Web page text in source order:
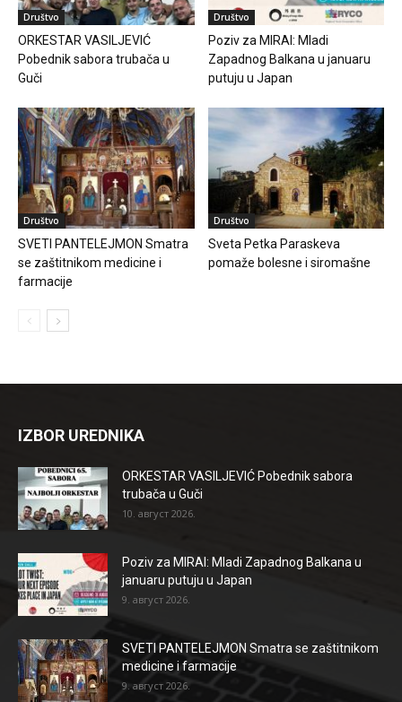
Društvo
ORKESTAR VASILJEVIĆ
Pobednik sabora trubača u
Guči
Društvo
Poziv za MIRAI: Mladi
Zapadnog Balkana u januaru
putuju u Japan
Društvo
SVETI PANTELEJMON Smatra
se zaštitnikom medicine i
farmacije
Društvo
Sveta Petka Paraskeva
pomaže bolesne i siromašne
IZBOR UREDNIKA
ORKESTAR VASILJEVIĆ Pobednik sabora
trubača u Guči
10. август 2026.
Poziv za MIRAI: Mladi Zapadnog Balkana u
januaru putuju u Japan
9. август 2026.
SVETI PANTELEJMON Smatra se zaštitnikom
medicine i farmacije
9. август 2026.